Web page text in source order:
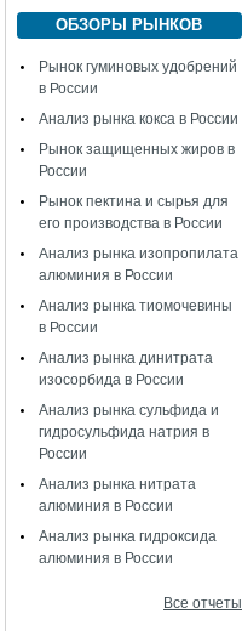
ОБЗОРЫ РЫНКОВ
Рынок гуминовых удобрений
в России
Анализ рынка кокса в России
Рынок защищенных жиров в
России
Рынок пектина и сырья для
его производства в России
Анализ рынка изопропилата
алюминия в России
Анализ рынка тиомочевины
в России
Анализ рынка динитрата
изосорбида в России
Анализ рынка сульфида и
гидросульфида натрия в
России
Анализ рынка нитрата
алюминия в России
Анализ рынка гидроксида
алюминия в России
Все отчеты